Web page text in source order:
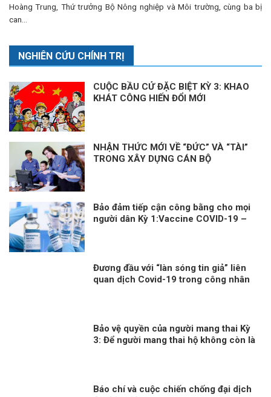
Hoàng Trung, Thứ trưởng Bộ Nông nghiệp và Môi trường, cùng ba bị
can...
NGHIÊN CỨU CHÍNH TRỊ
CUỘC BẦU CỬ ĐẶC BIỆT KỲ 3: KHAO
KHÁT CÔNG HIẾN ĐỔI MỚI
NHẬN THỨC MỚI VỀ “ĐỨC” VÀ “TÀI”
TRONG XÂY DỰNG CÁN BỘ
Bảo đảm tiếp cận công bằng cho mọi
người dân Kỳ 1:Vaccine COVID-19 –
Đương đầu với “làn sóng tin giả” liên
quan dịch Covid-19 trong công nhân
Bảo vệ quyền của người mang thai Kỳ
3: Để người mang thai hộ không còn là
Báo chí và cuộc chiến chống đại dịch